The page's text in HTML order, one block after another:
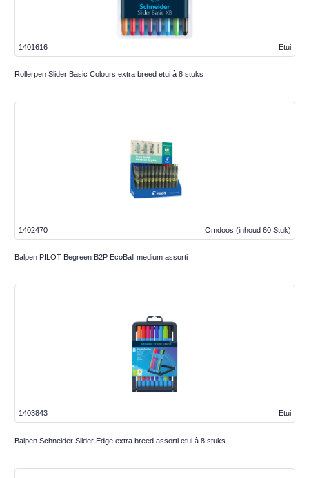
Etui
1401616
Rollerpen Slider Basic Colours extra breed etui à 8 stuks
Omdoos (inhoud 60 Stuk)
1402470
Balpen PILOT Begreen B2P EcoBall medium assorti
Etui
1403843
Balpen Schneider Slider Edge extra breed assorti etui à 8 stuks